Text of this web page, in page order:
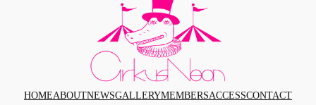
HOMEABOUTNEWSGALLERYMEMBERSACCESSCONTACT